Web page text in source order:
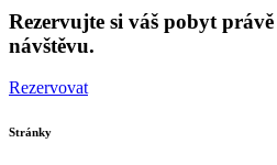
Rezervujte si váš pobyt
návštěvu.
Rezervovat
Stránky